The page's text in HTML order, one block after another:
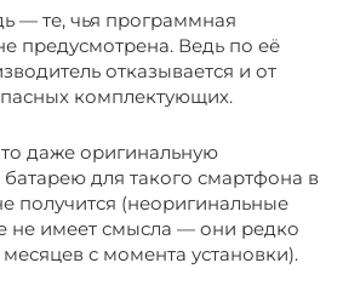
— те, чья программная
предусмотрена. Ведь по её
отказывается и от
комплектующих.
даже оригинальную
для такого смартфона в
получится (неоригинальные
не имеет смысла — они редко
с момента установки).